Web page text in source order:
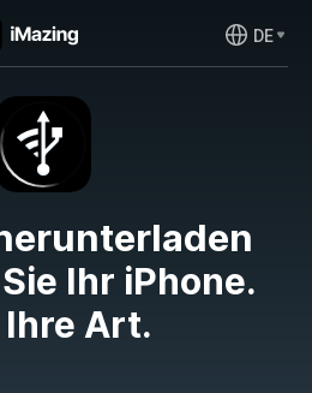
DE
Ihr iPhone.
Art.